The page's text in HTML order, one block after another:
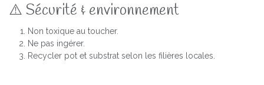
⚠️ Sécurité & environnement
Non toxique au toucher.
Ne pas ingérer.
Recycler pot et substrat selon les filières locales.